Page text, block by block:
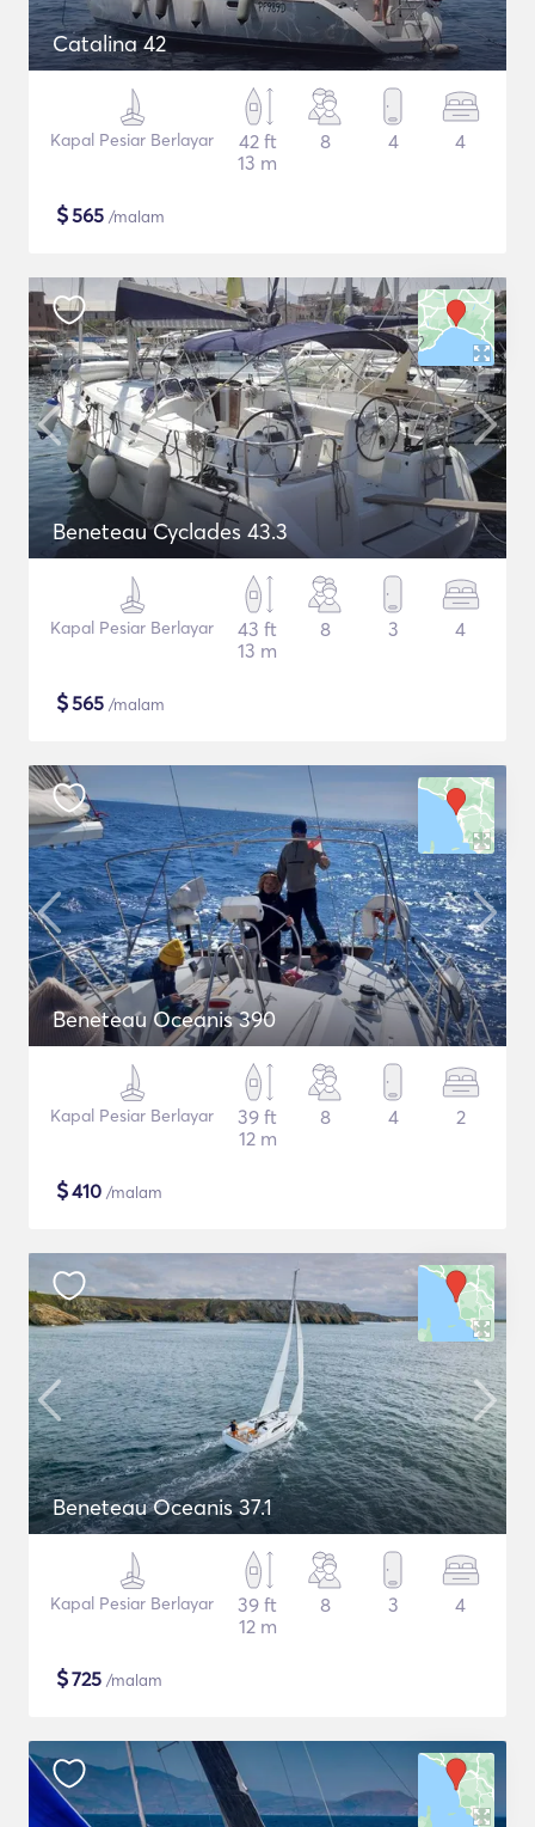
Catalina 42
Kapal Pesiar Berlayar
42 ft
13 m
8 4 4
$565 /malam
Beneteau Cyclades 43.3
Kapal Pesiar Berlayar
43 ft
13 m
8 3 4
$565 /malam
Beneteau Oceanis 390
Kapal Pesiar Berlayar
39 ft
12 m
8 4 2
$410 /malam
Beneteau Oceanis 37.1
Kapal Pesiar Berlayar
39 ft
12 m
8 3 4
$725 /malam